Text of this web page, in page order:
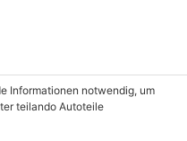
Informationen notwendig, um
teilando Autoteile